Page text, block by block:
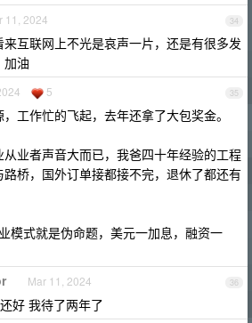
34
11, 2024
互联网上不光是哀声一片，还是有很多发
加油
35
5
工作忙的飞起，去年还拿了大包奖金。
业者声音大而已，我爸四十年经验的工程
桥，国外订单接都接不完，退休了都还有
模式就是伪命题，美元一加息，融资一
36
Mar 11, 2024
好 我待了两年了